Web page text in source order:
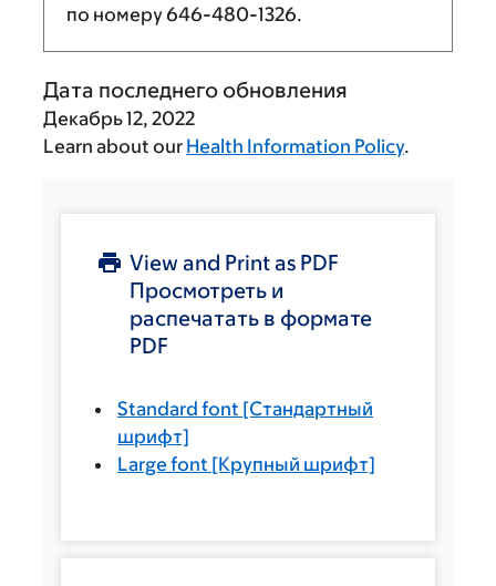
по номеру646-480-1326.
Дата последнего обновления
Декабрь 12, 2022
Learn about our Health Information Policy.
View and Print as PDF
Просмотреть и
распечатать в формате
PDF
Standard font [Стандартный
шрифт]
Large font [Крупный шрифт]